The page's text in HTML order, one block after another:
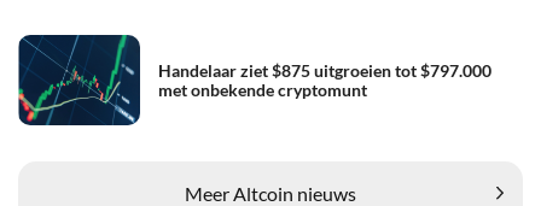
Handelaar ziet $875 uitgroeien tot $797.000
met onbekende cryptomunt
Meer Altcoin nieuws